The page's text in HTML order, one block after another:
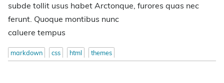
subde tollit usus habet Arctonque, furores quas nec
ferunt. Quoque montibus nunc
caluere tempus
markdown css html themes